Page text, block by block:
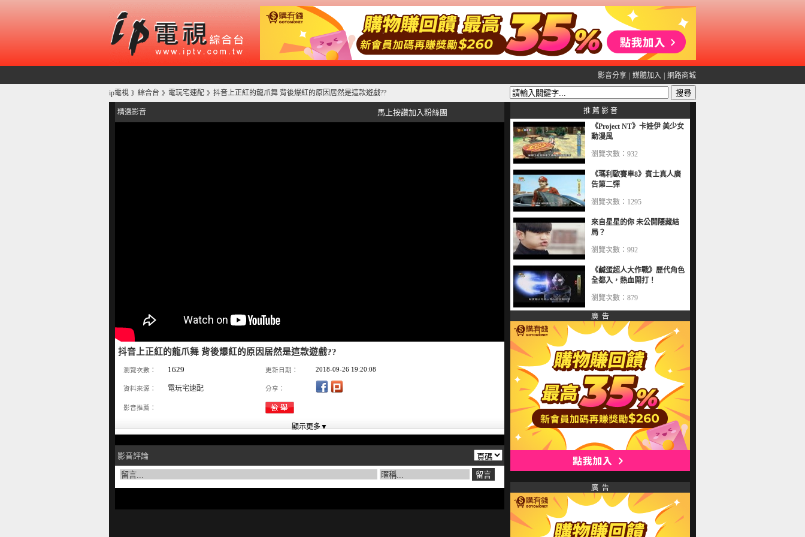
影音分享 媒體加入 網路商城
ip電視 》 綜合台 》 電玩宅速配 》 抖音上正紅的龍爪舞 背後爆紅的原因居然是這款遊戲??
精選影音 馬上按讚加入粉絲團
抖音上正紅的龍爪舞 背後爆紅的原因居然是這款遊戲??
瀏覽次數： 1629 更新日期： 2018-09-26 19:20:08
資料來源： 電玩宅速配 分享：
影音推薦：
影音評論
推 薦 影 音
《Project NT》卡娃伊 美少女
動漫風
瀏覽次數：932
《瑪利歐賽車8》賓士真人廣
告第二彈
瀏覽次數：1295
來自星星的你 未公開隱藏結
局？
瀏覽次數：992
《鹹蛋超人大作戰》歷代角色
全都入，熱血開打！
瀏覽次數：879
廣 告
廣 告